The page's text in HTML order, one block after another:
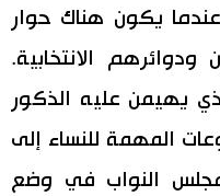
يكون هناك حوار
الانتخابية.
يهيمن عليه الذكور
المهمة للنساء إلى
النواب في وضع